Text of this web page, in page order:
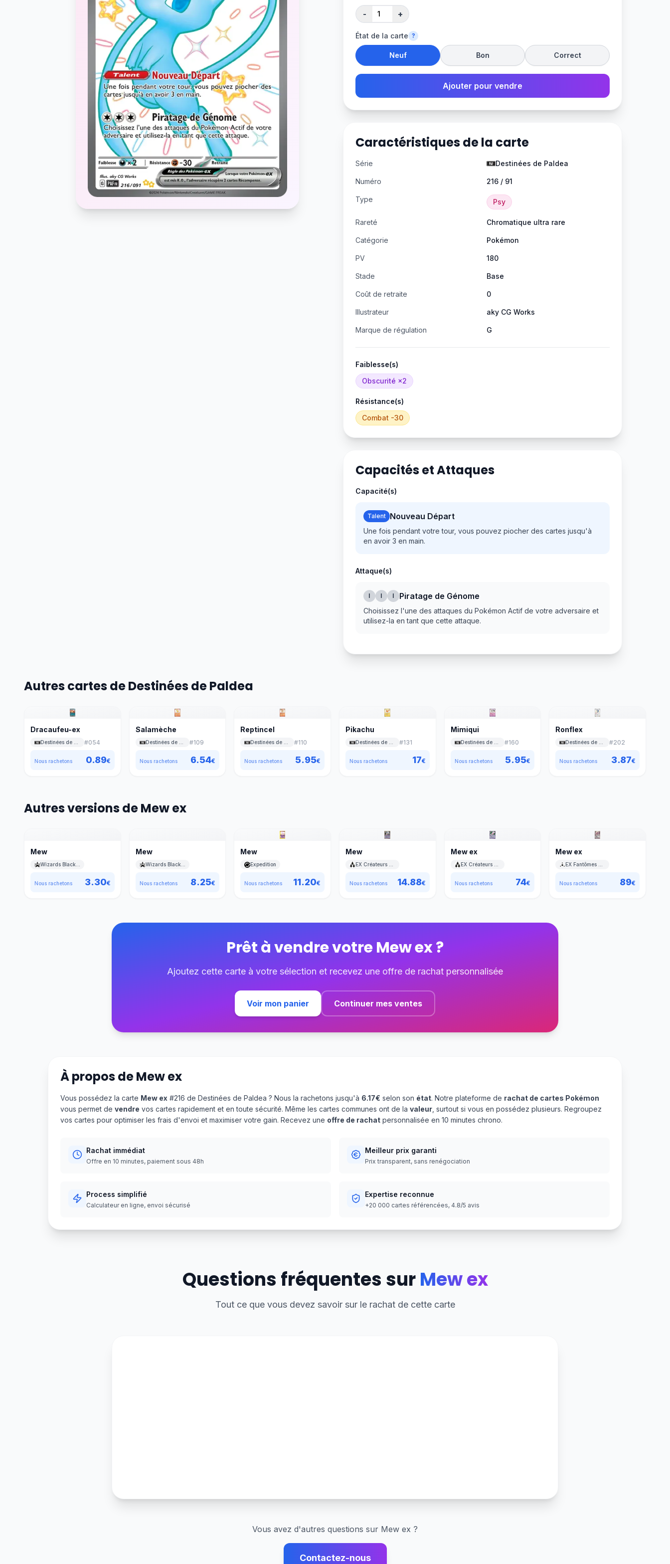
- +
État de la carte ?
Neuf Bon Correct
Ajouter pour vendre
Caractéristiques de la carte
Série Destinées de Paldea
Numéro 216 / 91
Type Psy
Rareté Chromatique ultra rare
Catégorie Pokémon
PV 180
Stade Base
Coût de retraite 0
Illustrateur aky CG Works
Marque de régulation G
Faiblesse(s)
Obscurité ×2
Résistance(s)
Combat -30
Capacités et Attaques
Capacité(s)
Talent Nouveau Départ
Une fois pendant votre tour, vous pouvez piocher des cartes jusqu'à
en avoir 3 en main.
Attaque(s)
I I I Piratage de Génome
Choisissez l'une des attaques du Pokémon Actif de votre adversaire et
utilisez-la en tant que cette attaque.
Autres cartes de Destinées de Paldea
Dracaufeu-ex
#054
Nous rachetons 0.89€
Salamèche
#109
Nous rachetons 6.54€
Reptincel
#110
Nous rachetons 5.95€
Pikachu
#131
Nous rachetons 17€
Mimiqui
#160
Nous rachetons 5.95€
Ronflex
#202
Nous rachetons 3.87€
Autres versions de Mew ex
Mew
Nous rachetons 3.30€
Mew
Wizards Black Star Promos
Nous rachetons 8.25€
Mew
Expedition
Nous rachetons 11.20€
Mew
Nous rachetons 14.88€
Mew ex
Nous rachetons 74€
Mew ex
Nous rachetons 89€
Prêt à vendre votreMew ex?
Ajoutez cette carte à votre sélection et recevez une offre de rachat personnalisée
Voir mon panier Continuer mes ventes
À propos deMew ex
Vous possédez la carte Mew ex #216 de Destinées de Paldea ? Nous la rachetons jusqu'à 6.17€ selon son état. Notre plateforme de rachat de cartes Pokémon
vous permet de vendre vos cartes rapidement et en toute sécurité. Même les cartes communes ont de la valeur , surtout si vous en possédez plusieurs. Regroupez
vos cartes pour optimiser les frais d'envoi et maximiser votre gain. Recevez une offre de rachat personnalisée en 10 minutes chrono.
Rachat immédiat
Offre en 10 minutes, paiement sous 48h
Meilleur prix garanti
Prix transparent, sans renégociation
Process simplifié
Calculateur en ligne, envoi sécurisé
Expertise reconnue
+20 000 cartes référencées, 4.8/5 avis
Questions fréquentes sur Mew ex
Tout ce que vous devez savoir sur le rachat de cette carte
Vous avez d'autres questions sur Mew ex ?
Contactez-nous